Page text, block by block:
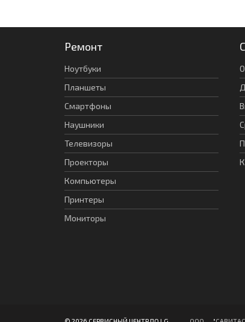
Ремонт
Ноутбуки
Планшеты
Смартфоны
Наушники
Телевизоры
Проекторы
Компьютеры
Принтеры
Мониторы